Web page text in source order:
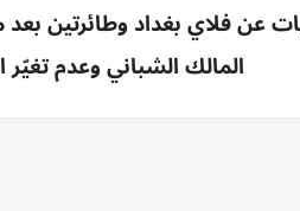
عن فلاي بغداد وطائرتين
المالك الشباني وعدم